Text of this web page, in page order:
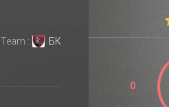
Team : БК
0